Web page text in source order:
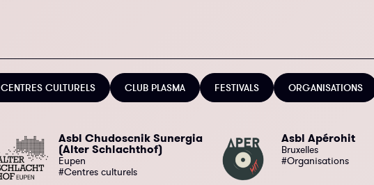
CENTRES CULTURELS CLUB PLASMA FESTIVALS ORGANISATIONS
Asbl Chudoscnik Sunergia
(Alter Schlachthof)
Eupen
#Centres culturels
Asbl Apérohit
Bruxelles
#Organisations